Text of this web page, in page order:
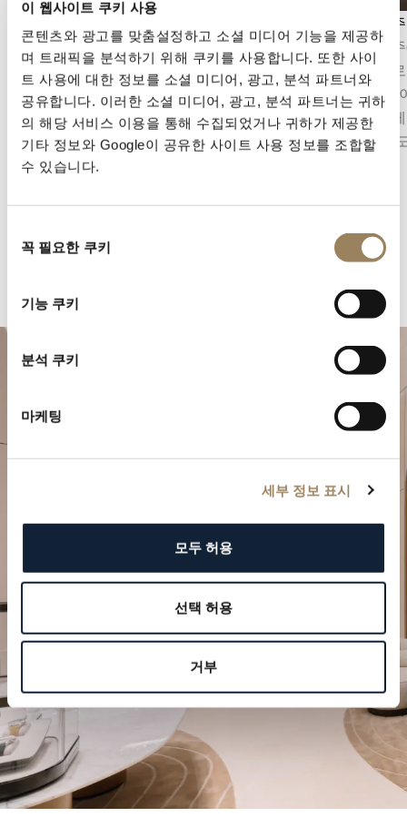
이 웹사이트 쿠키 사용
콘텐츠와 광고를 맞춤설정하고 소셜 미디어 기능을 제공하
며 트래픽을 분석하기 위해 쿠키를 사용합니다. 또한 사이
트 사용에 대한 정보를 소셜 미디어, 광고, 분석 파트너와
공유합니다. 이러한 소셜 미디어, 광고, 분석 파트너는 귀하
의 해당 서비스 이용을 통해 수집되었거나 귀하가 제공한
기타 정보와 Google이 공유한 사이트 사용 정보를 조합할
수 있습니다.
꼭 필요한 쿠키
기능 쿠키
분석 쿠키
마케팅
세부 정보 표시
모두 허용
선택 허용
거부
세컨즈 디스플레이는 시간의 흐름을 정밀하게 파
악할 수 있게 해줍니다. 무브먼트의 구조에 따라
중앙 초침 또는 다이얼 구조에 통합된 오프센터
스몰 세컨즈의 형태를 취할 수 있습니다.
앙글라주
앙글라
사선으
입니다
섬세하
한 완성
특별한 순간을 계획하세요
브레게의 시계 작품을 부티크에서 만나보십시오.
방문 예약하기